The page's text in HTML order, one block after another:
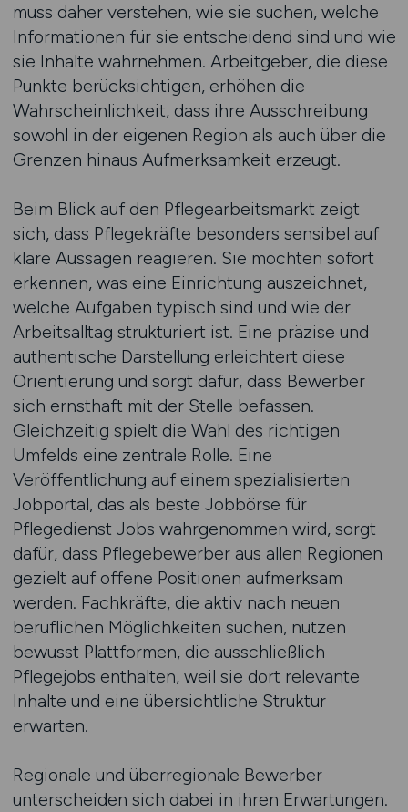
muss daher verstehen, wie sie suchen, welche
Informationen für sie entscheidend sind und wie
sie Inhalte wahrnehmen. Arbeitgeber, die diese
Punkte berücksichtigen, erhöhen die
Wahrscheinlichkeit, dass ihre Ausschreibung
sowohl in der eigenen Region als auch über die
Grenzen hinaus Aufmerksamkeit erzeugt.
Beim Blick auf den Pflegearbeitsmarkt zeigt
sich, dass Pflegekräfte besonders sensibel auf
klare Aussagen reagieren. Sie möchten sofort
erkennen, was eine Einrichtung auszeichnet,
welche Aufgaben typisch sind und wie der
Arbeitsalltag strukturiert ist. Eine präzise und
authentische Darstellung erleichtert diese
Orientierung und sorgt dafür, dass Bewerber
sich ernsthaft mit der Stelle befassen.
Gleichzeitig spielt die Wahl des richtigen
Umfelds eine zentrale Rolle. Eine
Veröffentlichung auf einem spezialisierten
Jobportal, das als beste Jobbörse für
Pflegedienst Jobs wahrgenommen wird, sorgt
dafür, dass Pflegebewerber aus allen Regionen
gezielt auf offene Positionen aufmerksam
werden. Fachkräfte, die aktiv nach neuen
beruflichen Möglichkeiten suchen, nutzen
bewusst Plattformen, die ausschließlich
Pflegejobs enthalten, weil sie dort relevante
Inhalte und eine übersichtliche Struktur
erwarten.
Regionale und überregionale Bewerber
unterscheiden sich dabei in ihren Erwartungen.